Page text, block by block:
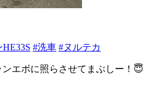
#洗車 #ヌルテカ
エボに照らさせてまぶしー！😇